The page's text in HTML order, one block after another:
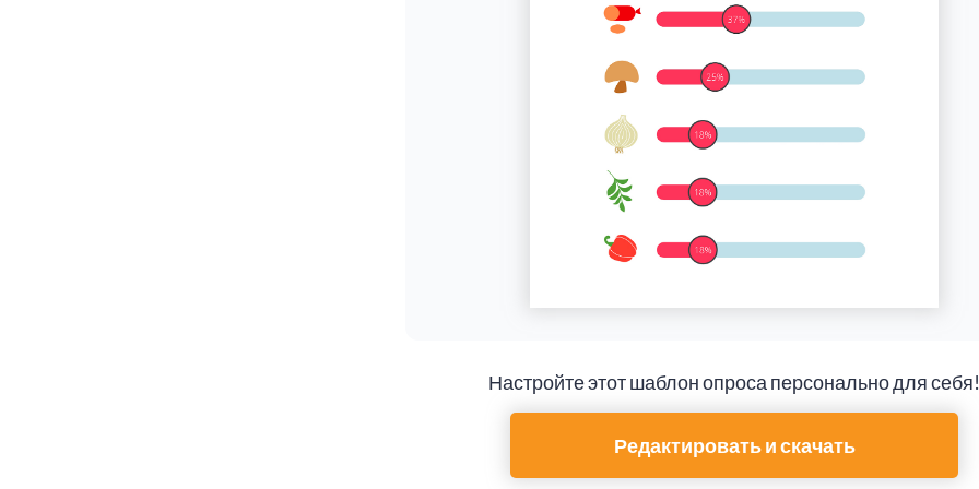
Настройте этот шаблон опроса персонально для себя!
Редактировать и скачать